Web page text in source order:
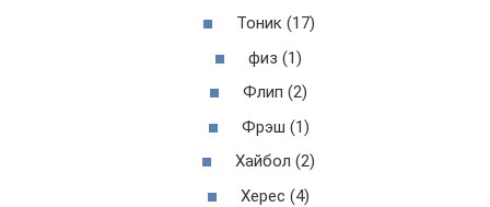
Тоник (17)
физ (1)
Флип (2)
Фрэш (1)
Хайбол (2)
Херес (4)